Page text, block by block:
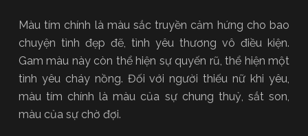
Màu tím chính là màu sắc truyền cảm hứng cho bao
chuyện tình đẹp đẽ, tình yêu thương vô điều kiện.
Gam màu này còn thể hiện sự quyến rũ, thể hiện một
tình yêu cháy nồng. Đối với người thiếu nữ khi yêu,
màu tím chính là màu của sự chung thuỷ, sắt son,
màu của sự chờ đợi.